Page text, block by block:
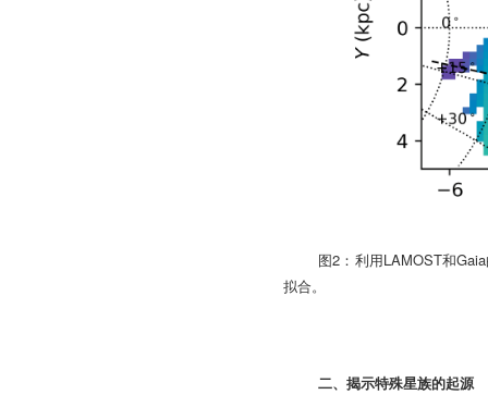
图2 ：利用LAMOST和Gaia
拟合。
二、揭示特殊星族的起源